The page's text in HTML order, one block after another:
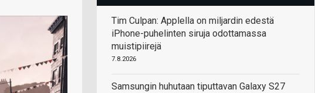
Tim Culpan: Applella on miljardin edestä
iPhone-puhelinten siruja odottamassa
muistipiirejä
7.8.2026
Samsungin huhutaan tiputtavan Galaxy S27